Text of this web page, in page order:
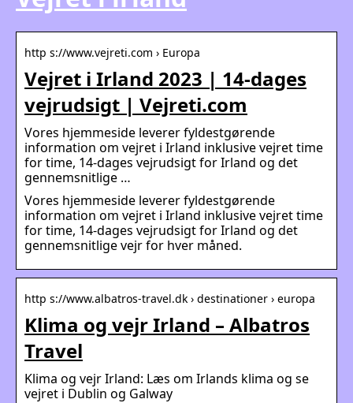
http s://www.vejreti.com › Europa
Vejret i Irland 2023 | 14-dages
vejrudsigt | Vejreti.com
Vores hjemmeside leverer fyldestgørende
information om vejret i Irland inklusive vejret time
for time, 14-dages vejrudsigt for Irland og det
gennemsnitlige …
Vores hjemmeside leverer fyldestgørende
information om vejret i Irland inklusive vejret time
for time, 14-dages vejrudsigt for Irland og det
gennemsnitlige vejr for hver måned.
http s://www.albatros-travel.dk › destinationer › europa
Klima og vejr Irland – Albatros
Travel
Klima og vejr Irland: Læs om Irlands klima og se
vejret i Dublin og Galway